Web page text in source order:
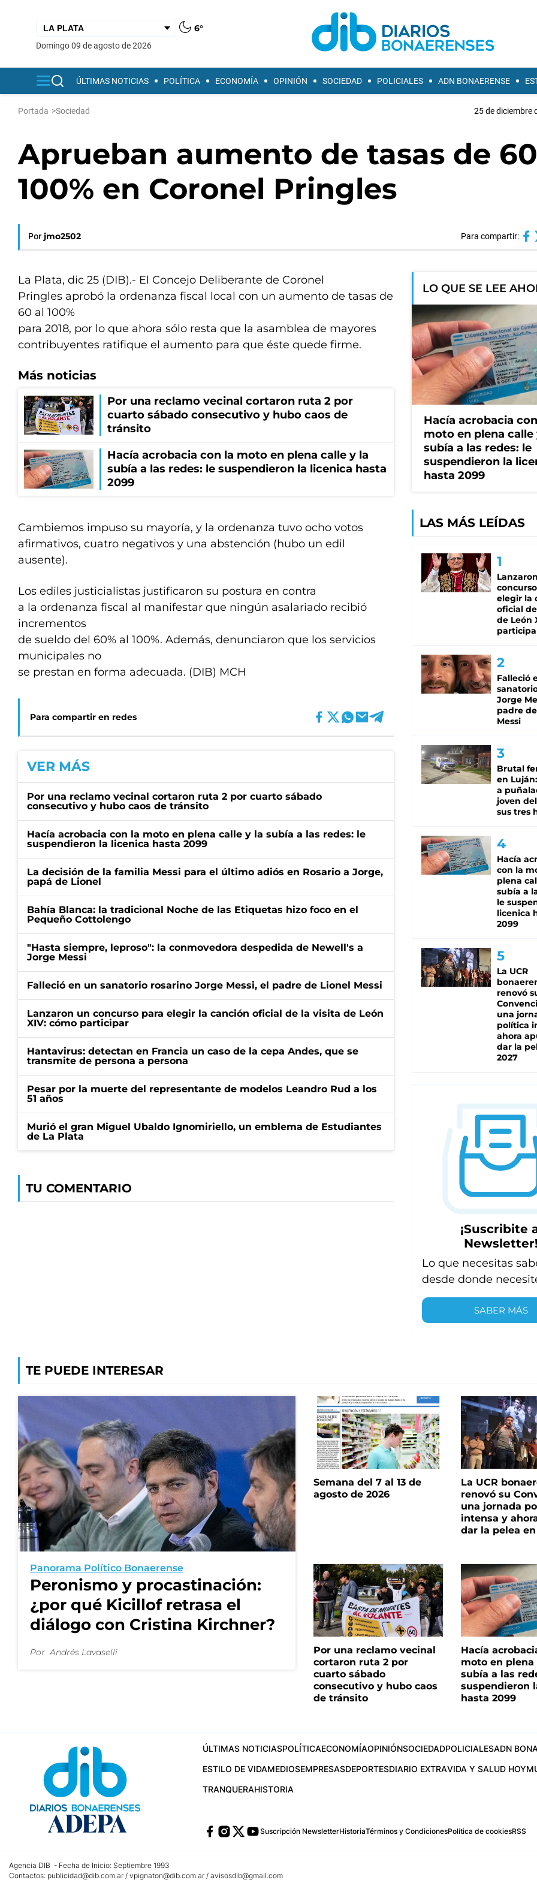
6°
domingo 09 de agosto de 2026
ÚLTIMAS NOTICIAS POLÍTICA ECONOMÍA OPINIÓN SOCIEDAD POLICIALES ADN BONAERENSE
Portada >Sociedad 25 de diciembre
Aprueban aumento de tasas de
100% en Coronel Pringles
Por jmo2502 Para compartir:
La Plata, dic 25 (DIB).- El Concejo Deliberante de Coronel
Pringles aprobó la ordenanza fiscal local con un aumento de tasas de
60 al 100%
para 2018, por lo que ahora sólo resta que la asamblea de mayores
contribuyentes ratifique el aumento para que éste quede firme.
Más noticias
Por una reclamo vecinal cortaron ruta 2 por
cuarto sábado consecutivo y hubo caos de
tránsito
Hacía acrobacia con la moto en plena calle y la
subía a las redes: le suspendieron la licenica hasta
2099
Cambiemos impuso su mayoría, y la ordenanza tuvo ocho votos
afirmativos, cuatro negativos y una abstención (hubo un edil
ausente).
Los ediles justicialistas justificaron su postura en contra
a la ordenanza fiscal al manifestar que ningún asalariado recibió
incrementos
de sueldo del 60% al 100%. Además, denunciaron que los servicios
municipales no
se prestan en forma adecuada. (DIB) MCH
Para compartir en redes
VER MÁS
Por una reclamo vecinal cortaron ruta 2 por cuarto sábado
consecutivo y hubo caos de tránsito
Hacía acrobacia con la moto en plena calle y la subía a las redes: le
suspendieron la licenica hasta 2099
La decisión de la familia Messi para el último adiós en Rosario a Jorge,
papá de Lionel
Bahía Blanca: la tradicional Noche de las Etiquetas hizo foco en el
Pequeño Cottolengo
"Hasta siempre, leproso": la conmovedora despedida de Newell's a
Jorge Messi
Falleció en un sanatorio rosarino Jorge Messi, el padre de Lionel Messi
Lanzaron un concurso para elegir la canción oficial de la visita de León
XIV: cómo participar
Hantavirus: detectan en Francia un caso de la cepa Andes, que se
transmite de persona a persona
Pesar por la muerte del representante de modelos Leandro Rud a los
51 años
Murió el gran Miguel Ubaldo Ignomiriello, un emblema de Estudiantes
de La Plata
TU COMENTARIO
LO QUE SE LEE
Hacía acrobacia
moto en plena calle
subía a las redes: le
suspendieron la
hasta 2099
LAS MÁS LEÍDAS
elegir la
oficial
de León
Falleció
Jorge
padre
Messi
Brutal
en
a
joven
sus tres
Hacía
con la
plena
subía a
le
licenica
2099
La UCR
renovó
una
política
ahora
dar la
2027
¡Suscribite
Newsletter!
Lo que necesitas
desde donde
SABER MÁS
TE PUEDE INTERESAR
Panorama Político Bonaerense
Peronismo y procastinación:
¿por qué Kicillof retrasa el
diálogo con Cristina Kirchner?
Por Andrés Lavaselli
Semana del 7 al 13 de
agosto de 2026
La UCR
renovó su
una jornada
intensa y
dar la pelea en
Por una reclamo vecinal
cortaron ruta 2 por
cuarto sábado
consecutivo y hubo caos
de tránsito
Hacía
moto en plena
subía a las
suspendieron
hasta 2099
ÚLTIMAS NOTICIASPOLÍTICAECONOMÍAOPINIÓNSOCIEDADPOLICIALESADN
ESTILO DE VIDAMEDIOSEMPRESASDEPORTESDIARIO EXTRAVIDA Y SALUD HOY
TRANQUERAHISTORIA
Suscripción NewsletterHistoriaTérminos y CondicionesPolítica de cookiesRSS
Agencia DIB - Fecha de Inicio: Septiembre 1993
Contactos: publicidad@dib.com.ar / vpignaton@dib.com.ar / avisosdib@gmail.com